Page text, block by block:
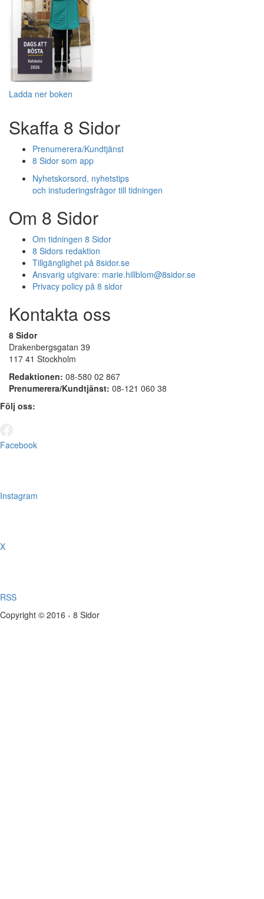
Ladda ner boken
Skaffa 8 Sidor
Prenumerera/Kundtjänst
8 Sidor som app
Nyhetskorsord, nyhetstips
och instuderingsfrågor till tidningen
Om 8 Sidor
Om tidningen 8 Sidor
8 Sidors redaktion
Tillgänglighet på 8sidor.se
Ansvarig utgivare: marie.hillblom@8sidor.se
Privacy policy på 8 sidor
Kontakta oss
8 Sidor
Drakenbergsgatan 39
117 41 Stockholm
Redaktionen: 08-580 02 867
Prenumerera/Kundtjänst: 08-121 060 38
Följ oss:
Facebook
Instagram
X
RSS
Copyright © 2016 - 8 Sidor